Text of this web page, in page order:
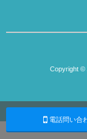
Copyright ©
電話問い合